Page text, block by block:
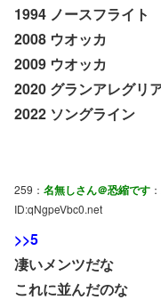
1994 ノースフライト
2008 ウオッカ
2009 ウオッカ
2020 グランアレグリ
2022 ソングライン
259： 名無しさん＠恐縮です
ID:qNgpeVbc0.net
>>5
凄いメンツだな
これに並んだのな